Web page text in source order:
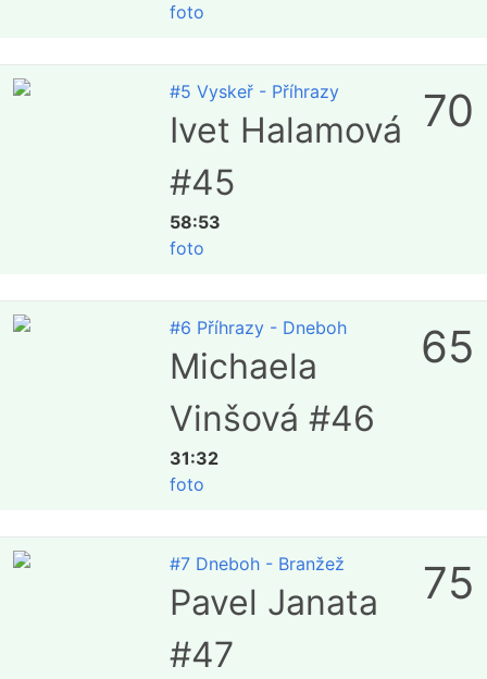
foto
#5 Vyskeř - Příhrazy
Ivet Halamová
#45
58:53
foto
70
#6 Příhrazy - Dneboh
Michaela
Vinšová #46
31:32
foto
65
#7 Dneboh - Branžež
Pavel Janata
#47
75